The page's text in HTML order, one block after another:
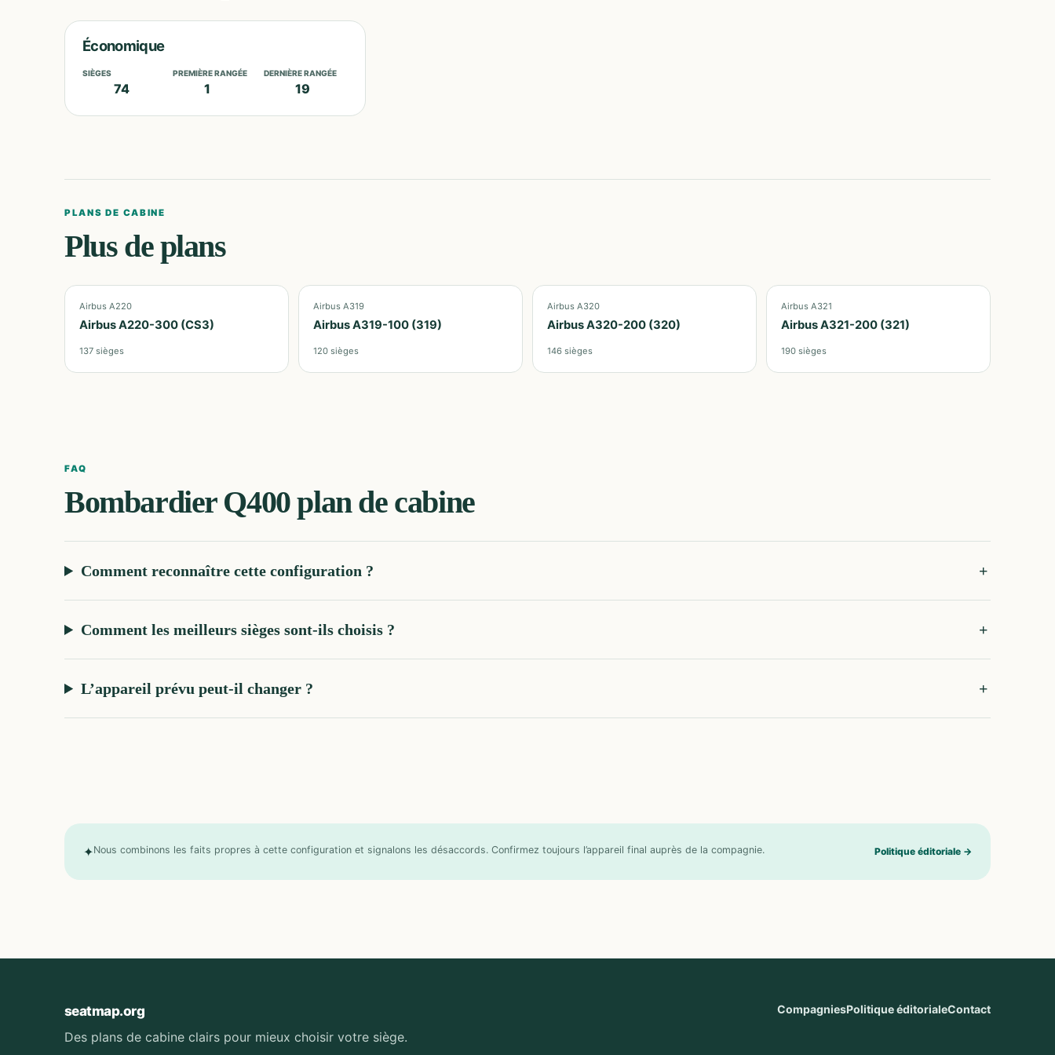
Économique
SIÈGES
74
PREMIÈRE RANGÉE
1
DERNIÈRE RANGÉE
19
PLANS DE CABINE
Plus de plans
Airbus A220
Airbus A220-300 (CS3)
137 sièges
Airbus A319
Airbus A319-100 (319)
120 sièges
Airbus A320
Airbus A320-200 (320)
146 sièges
Airbus A321
Airbus A321-200 (321)
190 sièges
FAQ
Bombardier Q400plan de cabine
Comment reconnaître cette configuration ?
Comment les meilleurs sièges sont-ils choisis ?
L’appareil prévu peut-il changer ?
✦Nous combinons les faits propres à cette configuration et signalons les désaccords. Confirmez toujours l’appareil final auprès de la compagnie. Politique éditoriale →
seatmap.org
Des plans de cabine clairs pour mieux choisir votre siège.
CompagniesPolitique éditorialeContact